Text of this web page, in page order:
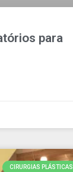
para
CIRURGIAS PLÁSTICAS